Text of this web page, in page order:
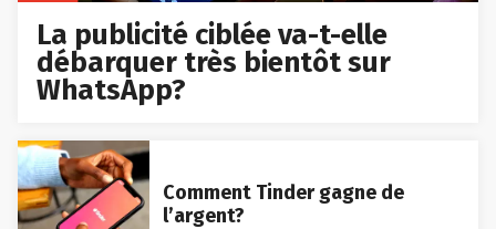
La publicité ciblée va-t-elle
débarquer très bientôt sur
WhatsApp?
Comment Tinder gagne de
l’argent?